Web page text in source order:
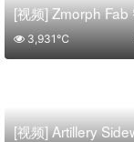
3,931℃